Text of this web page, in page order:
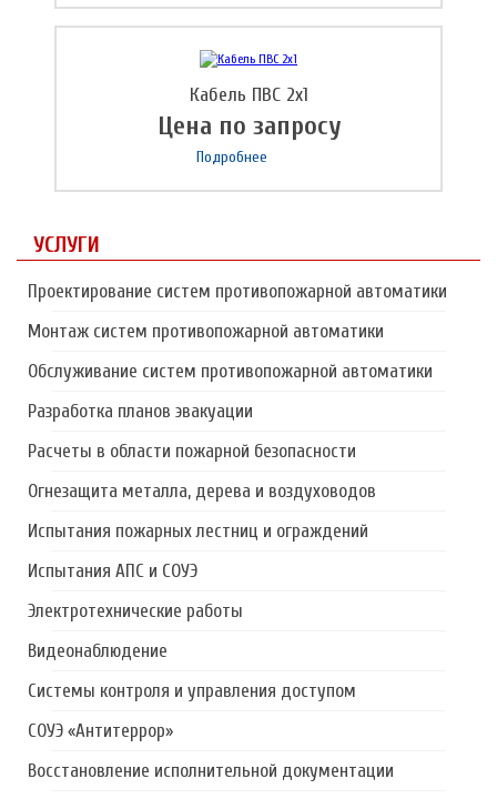
УСЛУГИ
Проектирование систем противопожарной автоматики
Монтаж систем противопожарной автоматики
Обслуживание систем противопожарной автоматики
Разработка планов эвакуации
Расчеты в области пожарной безопасности
Огнезащита металла, дерева и воздуховодов
Испытания пожарных лестниц и ограждений
Испытания АПС и СОУЭ
Электротехнические работы
Видеонаблюдение
Системы контроля и управления доступом
СОУЭ «Антитеррор»
Восстановление исполнительной документации
Кабель ПВС 2х1
Цена по запросу
Подробнее